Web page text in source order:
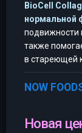
BioCell
нормальной
подвижности
также
в стареющей
NOW
Новая